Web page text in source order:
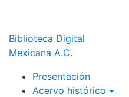
Biblioteca Digital
Mexicana A.C.
Presentación
Acervo histórico